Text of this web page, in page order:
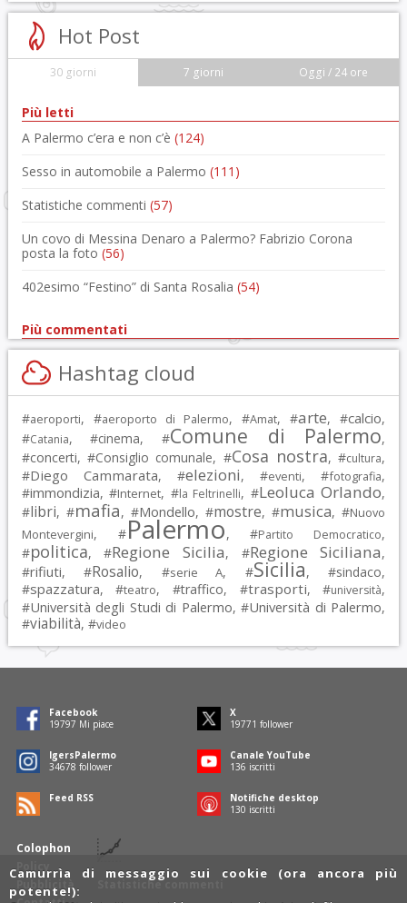
Hot Post
30 giorni 7 giorni Oggi / 24 ore
Più letti
A Palermo c’era e non c’è (124)
Sesso in automobile a Palermo (111)
Statistiche commenti (57)
Un covo di Messina Denaro a Palermo? Fabrizio Corona
posta la foto (56)
402esimo “Festino” di Santa Rosalia (54)
Più commentati
Hashtag cloud
#aeroporti, #aeroporto di Palermo, #Amat, #arte, #calcio,
#Catania, #cinema, #Comune di Palermo,
#concerti, #Consiglio comunale, #Cosa nostra, #cultura,
#Diego Cammarata, #elezioni, #eventi, #fotografia,
#immondizia, #Internet, #la Feltrinelli, #Leoluca Orlando,
#libri, #mafia, #Mondello, #mostre, #musica, #Nuovo
Montevergini, #Palermo, #Partito Democratico,
#politica, #Regione Sicilia, #Regione Siciliana,
#rifiuti, #Rosalio, #serie A, #Sicilia, #sindaco,
#spazzatura, #teatro, #traffico, #trasporti, #università,
#Università degli Studi di Palermo, #Università di Palermo,
#viabilità, #video
Colophon
Policy
Pubblicità
Statistiche commenti
Facebook
19797 Mi piace
X
19771 follower
IgersPalermo
34678 follower
Canale YouTube
136 iscritti
Feed RSS
Notifiche desktop
130 iscritti
Camurrìa di messaggio sui cookie (ora ancora più
potente!):